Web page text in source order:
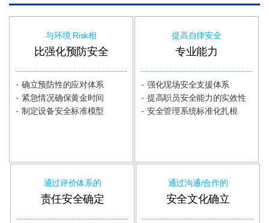
与环境 Risk相
比强化预防安全
确立预防性的应对体系
紧急情况确保黄金时间
制定设备安全标准模型
提高自律安全
专业能力
强化现场安全支援体系
提高职员安全能力的实效性
安全管理系统标准化扎根
通过评价体系的
责任安全确定
通过沟通/合作的
安全文化确立